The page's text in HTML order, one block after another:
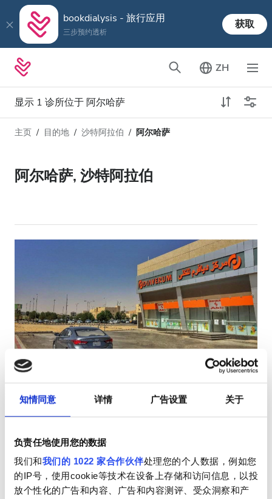
知情同意 详情 广告设置 关于
负责任地使用您的数据
我们和我们的 1022 家合作伙伴处理您的个人数据，例如您
的IP号，使用cookie等技术在设备上存储和访问信息，以投
放个性化的广告和内容、广告和内容测评、受众洞察和产
bookdialysis - 旅行应用
三步预约透析
获取
ZH
显示 1 诊所位于 阿尔哈萨
透析类型
所有透析
HIV患者
乙型肝炎患者
丙型肝炎患者
GHIC
小吃
免费WiFi
距离
主页 目的地 沙特阿拉伯 阿尔哈萨
阿尔哈萨, 沙特阿拉伯
Diaverum Al Hassa - Mahasen
阿尔哈萨, 沙特阿拉伯
389.56 距离市中心公里数
小吃 免费WiFi 电视屏幕 免费停车
每次治疗
透析HD €345
透析HDF €345
预订